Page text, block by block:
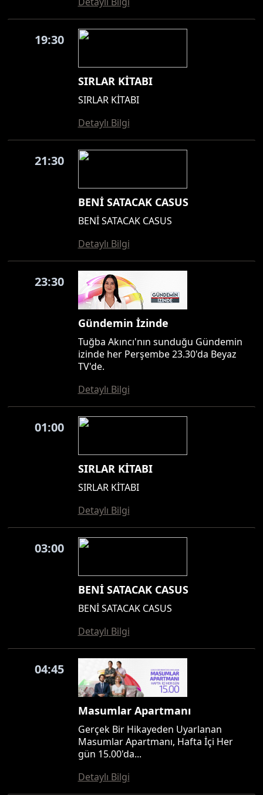
19:30
SIRLAR KİTABI
SIRLAR KİTABI
Detaylı Bilgi
21:30
BENİ SATACAK CASUS
BENİ SATACAK CASUS
Detaylı Bilgi
23:30
Gündemin İzinde
Tuğba Akıncı'nın sunduğu Gündemin
izinde her Perşembe 23.30'da Beyaz
TV'de.
Detaylı Bilgi
01:00
SIRLAR KİTABI
SIRLAR KİTABI
Detaylı Bilgi
03:00
BENİ SATACAK CASUS
BENİ SATACAK CASUS
Detaylı Bilgi
04:45
Masumlar Apartmanı
Gerçek Bir Hikayeden Uyarlanan
Masumlar Apartmanı, Hafta İçi Her
gün 15.00'da...
Detaylı Bilgi